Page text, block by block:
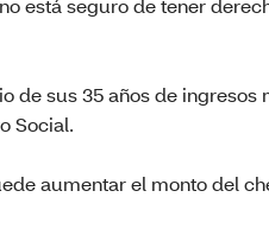
está seguro de tener
de sus 35 años de ingresos
Social.
aumentar el monto del